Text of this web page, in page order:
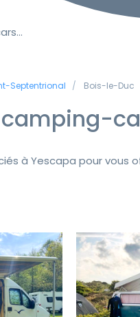
Septentrional Bois-le-Duc
à Yescapa pour vous
Suivant